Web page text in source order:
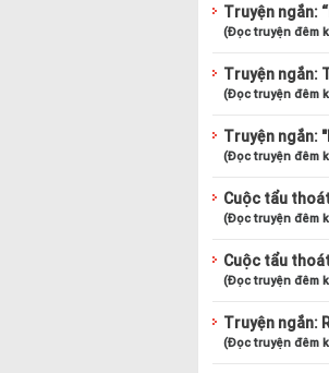
Truyện ngắn:
(Đọc truyện đêm
Truyện ngắn:
(Đọc truyện đêm
Truyện ngắn:
(Đọc truyện đêm
Cuộc tẩu
(Đọc truyện đêm
Cuộc tẩu
(Đọc truyện đêm
Truyện ngắn:
(Đọc truyện đêm